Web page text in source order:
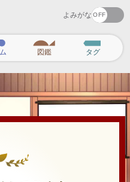
よみがな
図鑑 タグ